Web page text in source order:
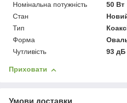
Номінальна потужність
50 Вт
Стан
Тип
Форма
Чутливість
93 дБ
Приховати